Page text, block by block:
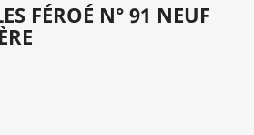
FÉROÉ N° 91 NEUF